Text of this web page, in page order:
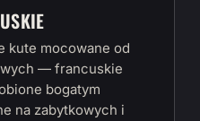
kute mocowane od
— francuskie
bogatym
na zabytkowych i